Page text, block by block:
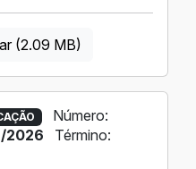
(2.09 MB)
Número:
2026
Término: